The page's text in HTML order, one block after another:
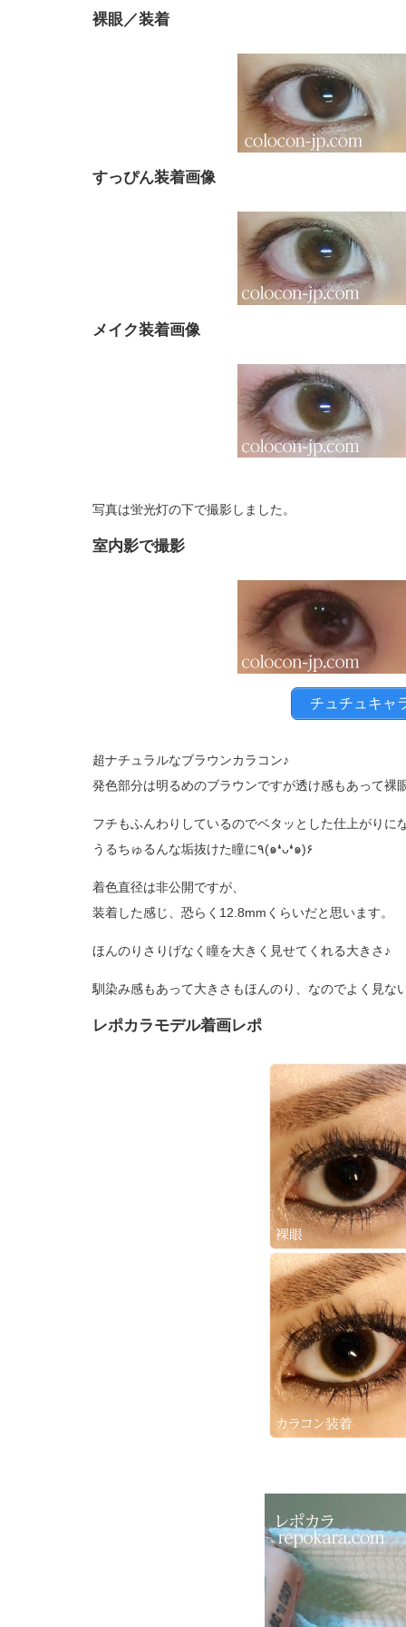
裸眼／装着
すっぴん装着画像
メイク装着画像
写真は蛍光灯の下で撮影しました。
室内影で撮影
チュチュキャ
超ナチュラルなブラウンカラコン♪
発色部分は明るめのブラウンですが透け感もあって
フチもふんわりしているのでベタッとした仕上がりに
うるちゅるんな垢抜けた瞳に٩(๑❛ᴗ❛๑)۶
着色直径は非公開ですが、
装着した感じ、恐らく12.8mmくらいだと思います。
ほんのりさりげなく瞳を大きく見せてくれる大きさ♪
馴染み感もあって大きさもほんのり、なのでよく見
レポカラモデル着画レポ